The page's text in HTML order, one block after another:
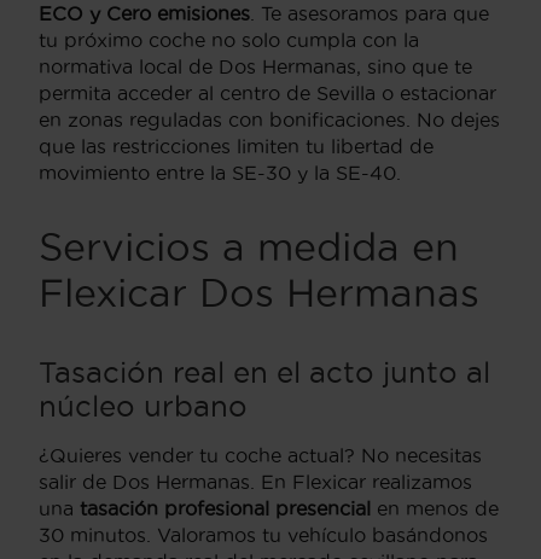
ECO y Cero emisiones . Te asesoramos para que
tu próximo coche no solo cumpla con la
normativa local de Dos Hermanas, sino que te
permita acceder al centro de Sevilla o estacionar
en zonas reguladas con bonificaciones. No dejes
que las restricciones limiten tu libertad de
movimiento entre la SE-30 y la SE-40.
Servicios a medida en
Flexicar Dos Hermanas
Tasación real en el acto junto al
núcleo urbano
¿Quieres vender tu coche actual? No necesitas
salir de Dos Hermanas. En Flexicar realizamos
una tasación profesional presencial en menos de
30 minutos. Valoramos tu vehículo basándonos